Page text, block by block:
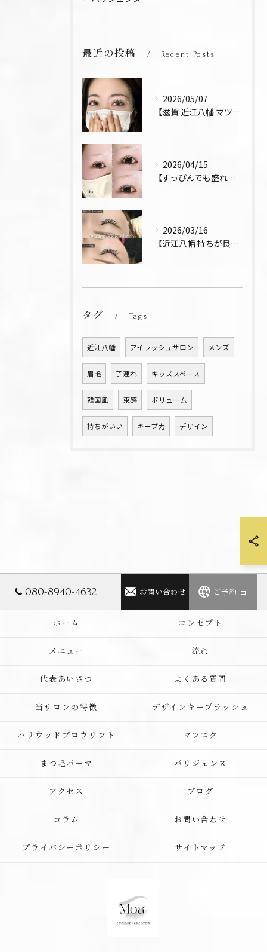
最近の投稿 Recent Posts
2026/05/07
【滋賀 近江八幡 マツエク デザインキープラッシュ 束感 お...
2026/04/15
【すっぴんでも盛れるまつ毛 まつパ 近江八幡 上下パーマ】
2026/03/16
【近江八幡 持ちが良い お得 マツエク リペア デザインキー...
タグ Tags
近江八幡 アイラッシュサロン メンズ
眉毛 子連れ キッズスペース
韓国風 束感 ボリューム
持ちがいい キープ力 デザイン
080-8940-4632 お問い合わせ ご予約
ホーム コンセプト
メニュー 流れ
代表あいさつ よくある質問
当サロンの特徴 デザインキープラッシュ
ハリウッドブロウリフト マツエク
まつ毛パーマ パリジェンヌ
アクセス ブログ
コラム お問い合わせ
プライバシーポリシー サイトマップ